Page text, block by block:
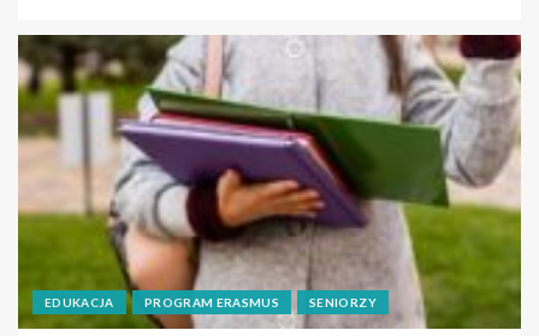
EDUKACJA PROGRAM ERASMUS SENIORZY